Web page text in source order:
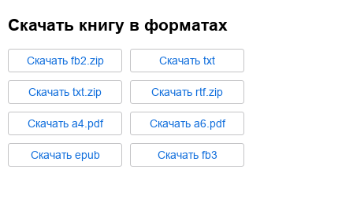
Скачать книгу в форматах
Cкачать fb2.zip Cкачать txt
Cкачать txt.zip Cкачать rtf.zip
Cкачать a4.pdf Cкачать a6.pdf
Cкачать epub Cкачать fb3